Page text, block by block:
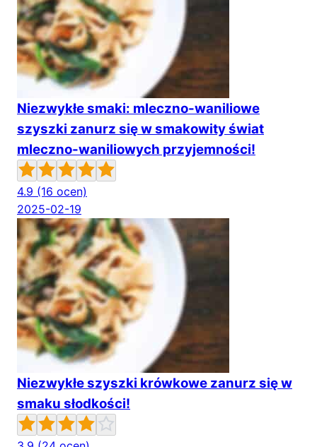
Niezwykłe smaki: mleczno-waniliowe
szyszki zanurz się w smakowity świat
mleczno-waniliowych przyjemności!
4.9 (16 ocen)
2025-02-19
Niezwykłe szyszki krówkowe zanurz się w
smaku słodkości!